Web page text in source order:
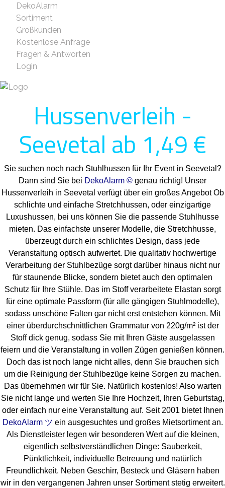
DekoAlarm
Sortiment
Großkunden
Kostenlose Anfrage
Fragen & Antworten
Login
Hussenverleih -
Seevetal ab 1,49 €
Sie suchen noch nach Stuhlhussen für Ihr Event in Seevetal?
Dann sind Sie bei DekoAlarm © genau richtig! Unser
Hussenverleih in Seevetal verfügt über ein großes Angebot Ob
schlichte und einfache Stretchhussen, oder einzigartige
Luxushussen, bei uns können Sie die passende Stuhlhusse
mieten. Das einfachste unserer Modelle, die Stretchhusse,
überzeugt durch ein schlichtes Design, dass jede
Veranstaltung optisch aufwertet. Die qualitativ hochwertige
Verarbeitung der Stuhlbezüge sorgt darüber hinaus nicht nur
für staunende Blicke, sondern bietet auch den optimalen
Schutz für Ihre Stühle. Das im Stoff verarbeitete Elastan sorgt
für eine optimale Passform (für alle gängigen Stuhlmodelle),
sodass unschöne Falten gar nicht erst entstehen können. Mit
einer überdurchschnittlichen Grammatur von 220g/m² ist der
Stoff dick genug, sodass Sie mit Ihren Gäste ausgelassen
feiern und die Veranstaltung in vollen Zügen genießen können.
Doch das ist noch lange nicht alles, denn Sie brauchen sich
um die Reinigung der Stuhlbezüge keine Sorgen zu machen.
Das übernehmen wir für Sie. Natürlich kostenlos! Also warten
Sie nicht lange und werten Sie Ihre Hochzeit, Ihren Geburtstag,
oder einfach nur eine Veranstaltung auf. Seit 2001 bietet Ihnen
DekoAlarm ツ ein ausgesuchtes und großes Mietsortiment an.
Als Dienstleister legen wir besonderen Wert auf die kleinen,
eigentlich selbstverständlichen Dinge: Sauberkeit,
Pünktlichkeit, individuelle Betreuung und natürlich
Freundlichkeit. Neben Geschirr, Besteck und Gläsern haben
wir in den vergangenen Jahren unser Sortiment stetig erweitert.